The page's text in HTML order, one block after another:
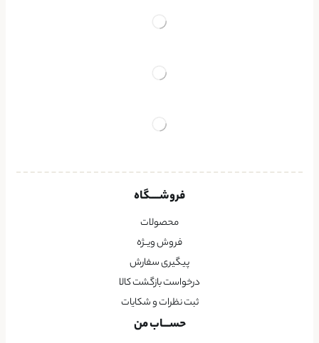
فروشــــگاه
محصولات
فروش ویــژه
پیگیری سفارش
درخواست بازگشت کالا
ثبت نظرات و شکایات
حســـاب من